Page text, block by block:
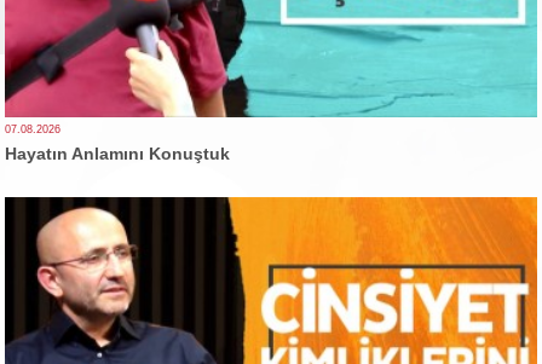
07.08.2026
Hayatın Anlamını Konuştuk